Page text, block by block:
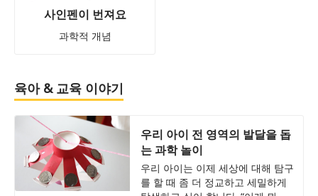
사인펜이 번져요
과학적 개념
육아 & 교육 이야기
우리 아이 전 영역의 발달을 돕
는 과학 놀이
우리 아이는 이제 세상에 대해 탐구
를 할 때 좀 더 정교하고 세밀하게